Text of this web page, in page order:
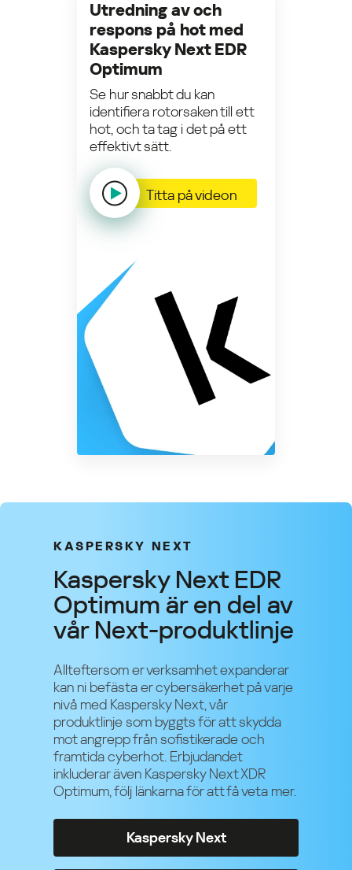
användarbeteende.Utredning av och
respons på hot med
Kaspersky Next EDR
Optimum
Se hur snabbt du kan
identifiera rotorsaken till ett
hot, och ta tag i det på ett
effektivt sätt.
Titta på videon
KASPERSKY NEXT
Kaspersky Next EDR
Optimum är en del av
vår Next-produktlinje
Allteftersom er verksamhet expanderar
kan ni befästa er cybersäkerhet på varje
nivå med Kaspersky Next, vår
produktlinje som byggts för att skydda
mot angrepp från sofistikerade och
framtida cyberhot. Erbjudandet
inkluderar även Kaspersky Next XDR
Optimum, följ länkarna för att få veta mer.
Kaspersky Next